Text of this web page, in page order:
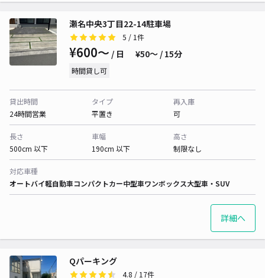
瀬名中央3丁目22-14駐車場
5 / 1件
¥600〜 / 日 ¥50〜 / 15分
時間貸し可
貸出時間
24時間営業
タイプ
平置き
再入庫
可
長さ
500cm 以下
車幅
190cm 以下
高さ
制限なし
対応車種
オートバイ軽自動車コンパクトカー中型車ワンボックス大型車・SUV
詳細へ
Qパーキング
4.8 / 17件